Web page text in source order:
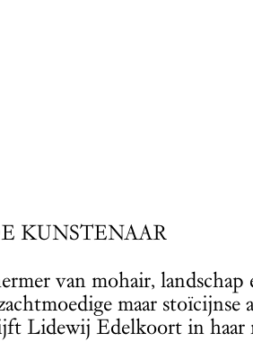
KUNSTENAAR
van mohair,
maar
Lidewij Edelkoort in haar